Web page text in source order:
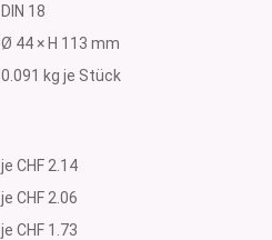
DIN 18
Ø 44 × H 113 mm
0.091 kg je Stück
je CHF 2.14
je CHF 2.06
je CHF 1.73